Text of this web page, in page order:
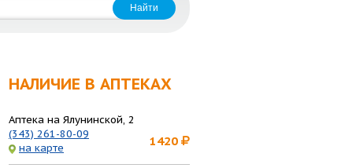
НАЛИЧИЕ В АПТЕКАХ
Аптека на Ялунинской, 2
(343) 261-80-09
на карте
1420